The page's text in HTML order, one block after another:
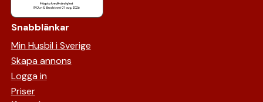
Snabblänkar
Min Husbil i Sverige
Skapa annons
Logga in
Priser